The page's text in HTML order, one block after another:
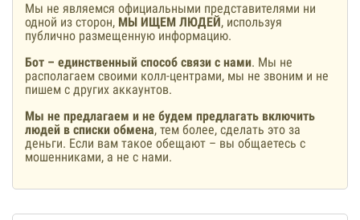
Мы не являемся официальными представителями ни
одной из сторон, МЫ ИЩЕМ ЛЮДЕЙ, используя
публично размещенную информацию.
Бот – единственный способ связи с нами. Мы не
располагаем своими колл-центрами, мы не звоним и не
пишем с других аккаунтов.
Мы не предлагаем и не будем предлагать включить
людей в списки обмена, тем более, сделать это за
деньги. Если вам такое обещают – вы общаетесь с
мошенниками, а не с нами.